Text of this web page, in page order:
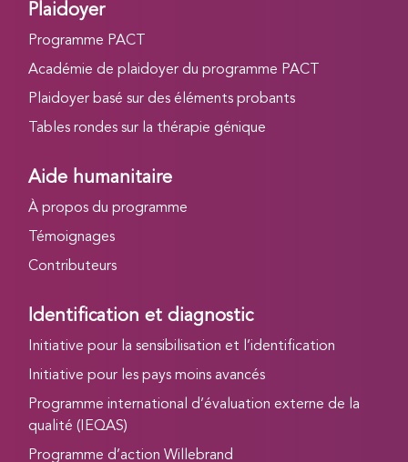
Plaidoyer
Programme PACT
Académie de plaidoyer du programme PACT
Plaidoyer basé sur des éléments probants
Tables rondes sur la thérapie génique
Aide humanitaire
À propos du programme
Témoignages
Contributeurs
Identification et diagnostic
Initiative pour la sensibilisation et l’identification
Initiative pour les pays moins avancés
Programme international d’évaluation externe de la
qualité (IEQAS)
Programme d’action Willebrand